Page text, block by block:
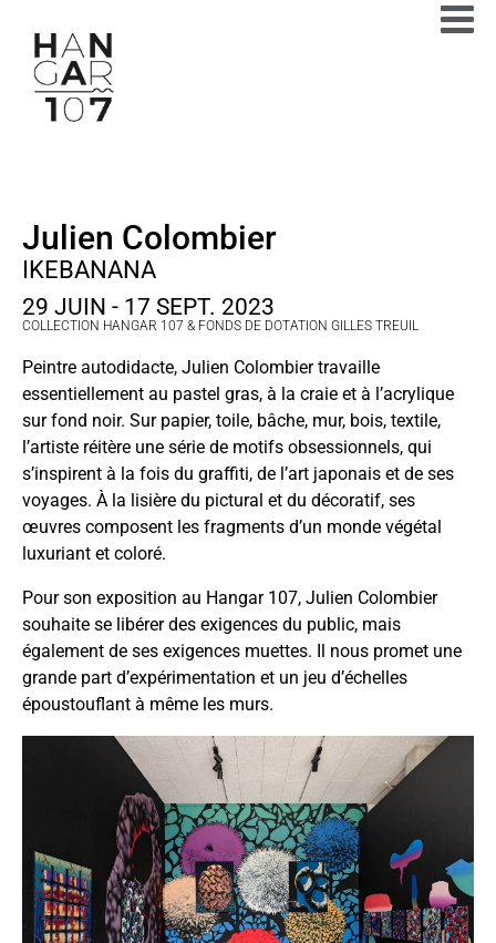
Julien Colombier
IKEBANANA
29 JUIN - 17 SEPT. 2023
COLLECTION HANGAR 107 & FONDS DE DOTATION GILLES TREUIL
Peintre autodidacte, Julien Colombier travaille
essentiellement au pastel gras, à la craie et à l’acrylique
sur fond noir. Sur papier, toile, bâche, mur, bois, textile,
l’artiste réitère une série de motifs obsessionnels, qui
s’inspirent à la fois du graffiti, de l’art japonais et de ses
voyages. À la lisière du pictural et du décoratif, ses
œuvres composent les fragments d’un monde végétal
luxuriant et coloré.
Pour son exposition au Hangar 107, Julien Colombier
souhaite se libérer des exigences du public, mais
également de ses exigences muettes. Il nous promet une
grande part d’expérimentation et un jeu d’échelles
époustouflant à même les murs.